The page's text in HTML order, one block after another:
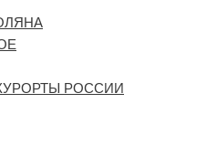
РОССИИ